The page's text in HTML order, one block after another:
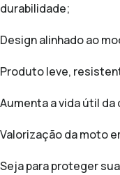
durabilidade;
Design alinhado ao
Produto leve,
Aumenta a vida útil
Valorização da moto
Seja para proteger